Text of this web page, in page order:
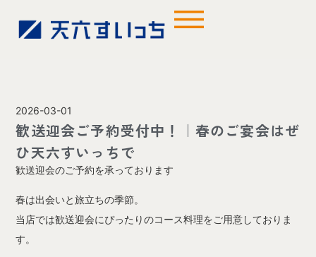
2026-03-01
歓送迎会ご予約受付中！｜春のご宴会はぜ
ひ天六すいっちで
歓送迎会のご予約を承っております
春は出会いと旅立ちの季節。
当店では歓送迎会にぴったりのコース料理をご用意しておりま
す。